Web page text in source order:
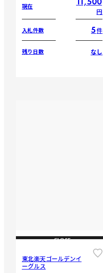
現在
円
入札件数 5件
残り日数 なし
CLOSE
東北楽天ゴールデンイ
ーグルス